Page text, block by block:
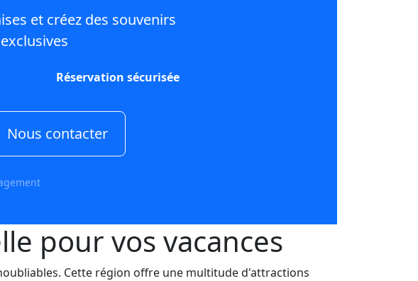
et créez des souvenirs
Réservation sécurisée
Nous contacter
pour vos vacances
Cette région offre une multitude d'attractions